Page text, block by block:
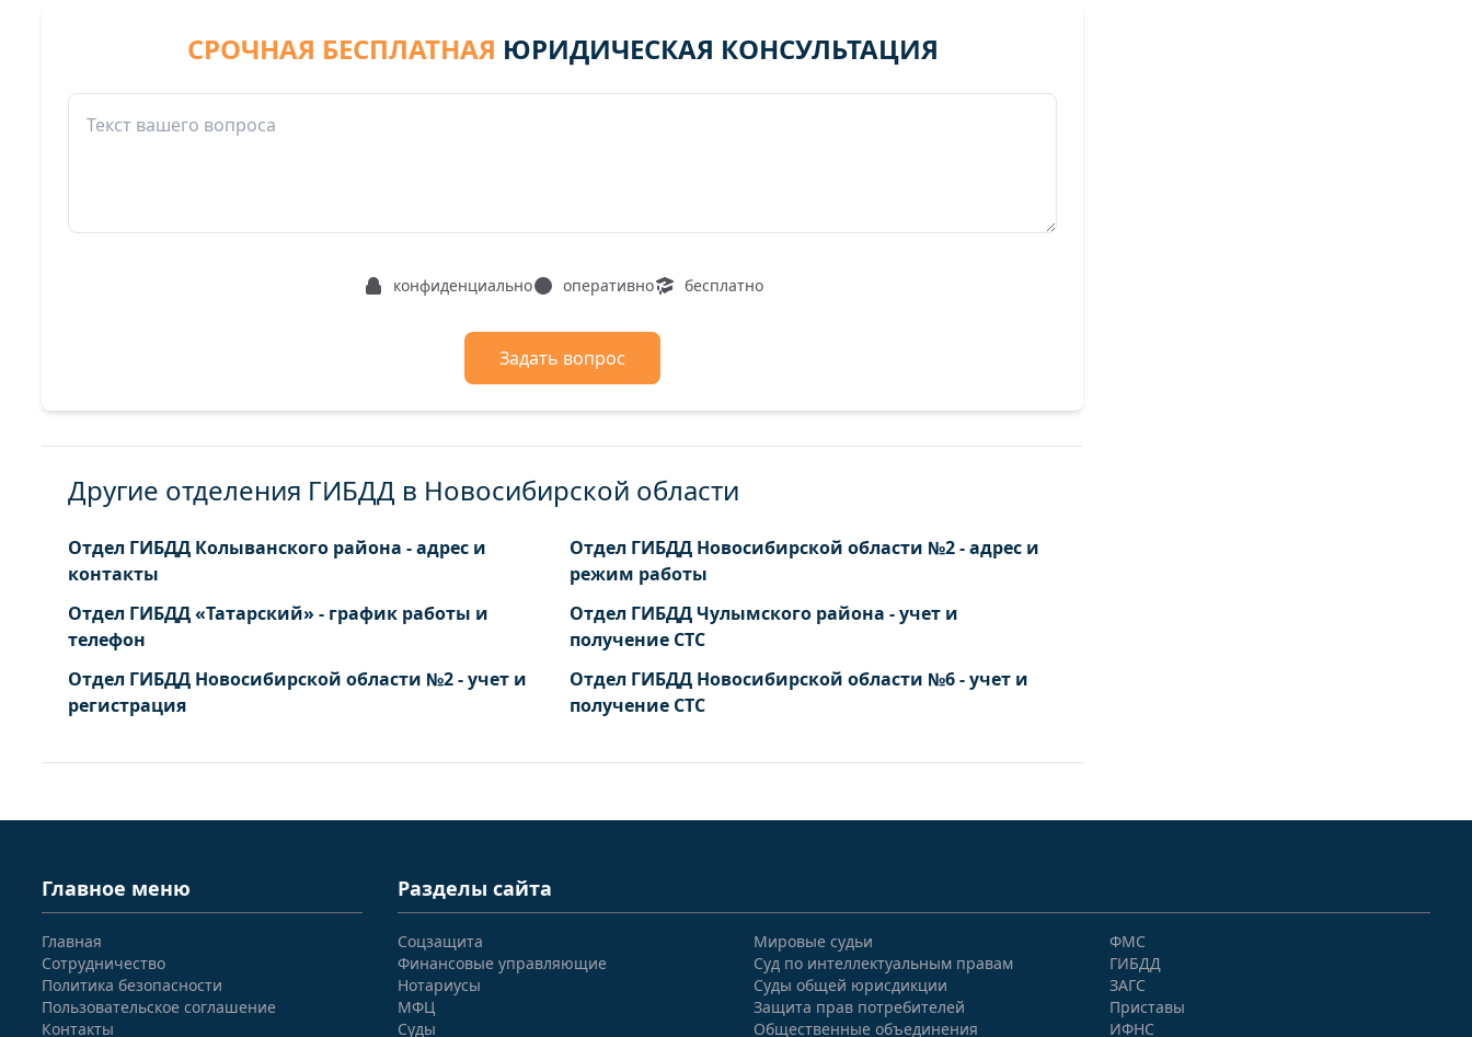
СРОЧНАЯ БЕСПЛАТНАЯ ЮРИДИЧЕСКАЯ КОНСУЛЬТАЦИЯ
конфиденциально оперативно бесплатно
Задать вопрос
Другие отделения ГИБДД в Новосибирской области
Отдел ГИБДД Колыванского района - адрес и
контакты
Отдел ГИБДД Новосибирской области №2 - адрес и
режим работы
Отдел ГИБДД «Татарский» - график работы и
телефон
Отдел ГИБДД Чулымского района - учет и
получение СТС
Отдел ГИБДД Новосибирской области №2 - учет и
регистрация
Отдел ГИБДД Новосибирской области №6 - учет и
получение СТС
Главное меню
Главная
Сотрудничество
Политика безопасности
Пользовательское соглашение
Контакты
Разделы сайта
Соцзащита
Финансовые управляющие
Нотариусы
МФЦ
Суды
Мировые судьи
Суд по интеллектуальным правам
Суды общей юрисдикции
Защита прав потребителей
Общественные объединения
ФМС
ГИБДД
ЗАГС
Приставы
ИФНС